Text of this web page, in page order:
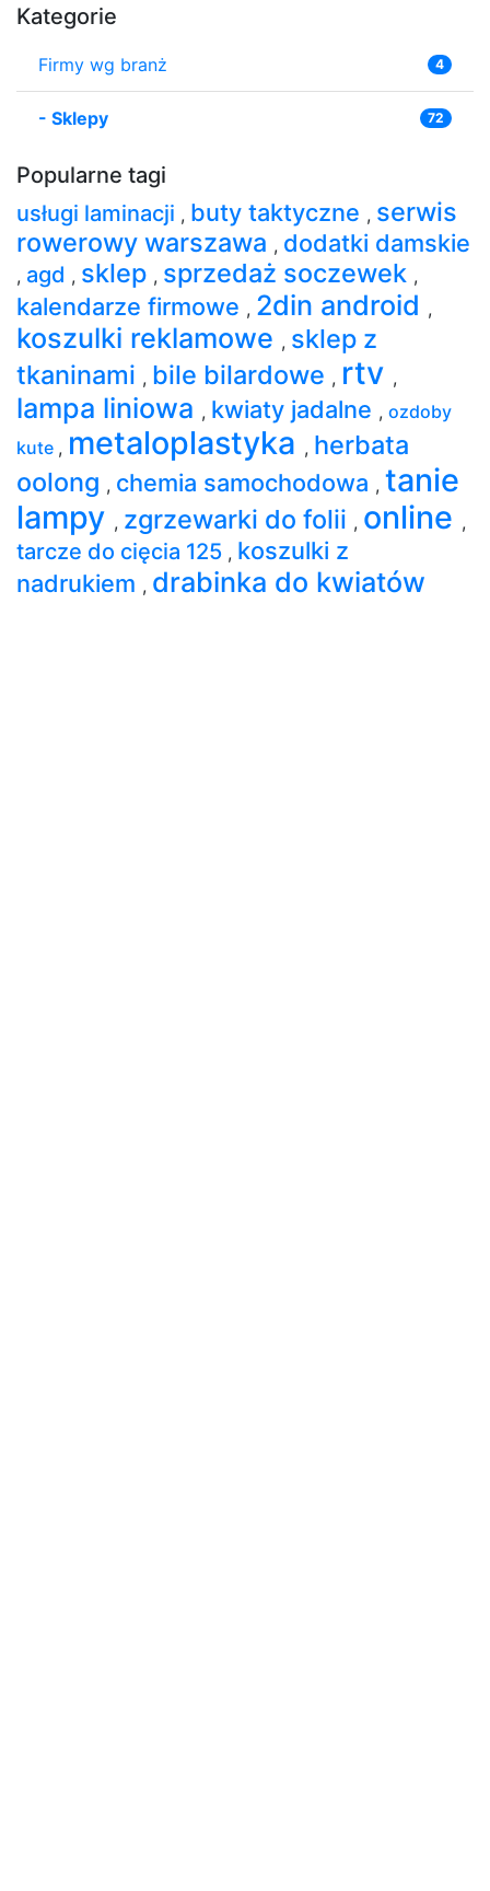
Kategorie
Firmy wg branż 4
- Sklepy 72
Popularne tagi
usługi laminacji , buty taktyczne , serwis
rowerowy warszawa , dodatki damskie
, agd , sklep , sprzedaż soczewek ,
kalendarze firmowe , 2din android ,
koszulki reklamowe , sklep z
tkaninami , bile bilardowe , rtv ,
lampa liniowa , kwiaty jadalne , ozdoby
kute , metaloplastyka , herbata
oolong , chemia samochodowa , tanie
lampy , zgrzewarki do folii , online ,
tarcze do cięcia 125 , koszulki z
nadrukiem , drabinka do kwiatów